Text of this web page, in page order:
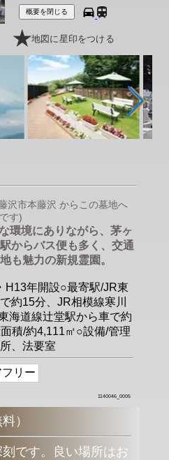
概要を閉じる
地図に星印をつける
沢市本藤沢 からこの墓地へ
す)
環境にありながら、茅ヶ
からバス便も多く、交通
も魅力の新規霊園。
H13年開設○最寄駅/JR東
約15分、JR相模線寒川
海道線辻堂駅から車で約
積/約4,111㎡○設備/管理
、法要室
リー
1140046_0005
）
です。良い場所はお